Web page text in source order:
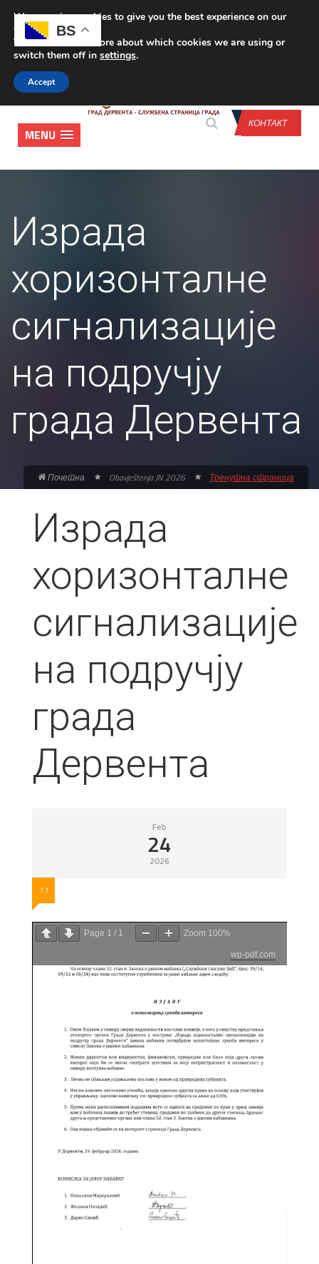
CONTACT US
КОНТАКТ
MENU
Израда
хоризонталне
сигнализације
на подручју
града Дервента
Почетна Obavještenja JN 2026 Тренутна страница
Израда
хоризонталне
сигнализације
на подручју
града
Дервента
Feb
24
2026
11
Page 1 / 1 Zoom 100%
wp-pdf.com
BS
We are using cookies to give you the best experience on our
website.
You can find out more about which cookies we are using or
switch them off in settings.
Accept